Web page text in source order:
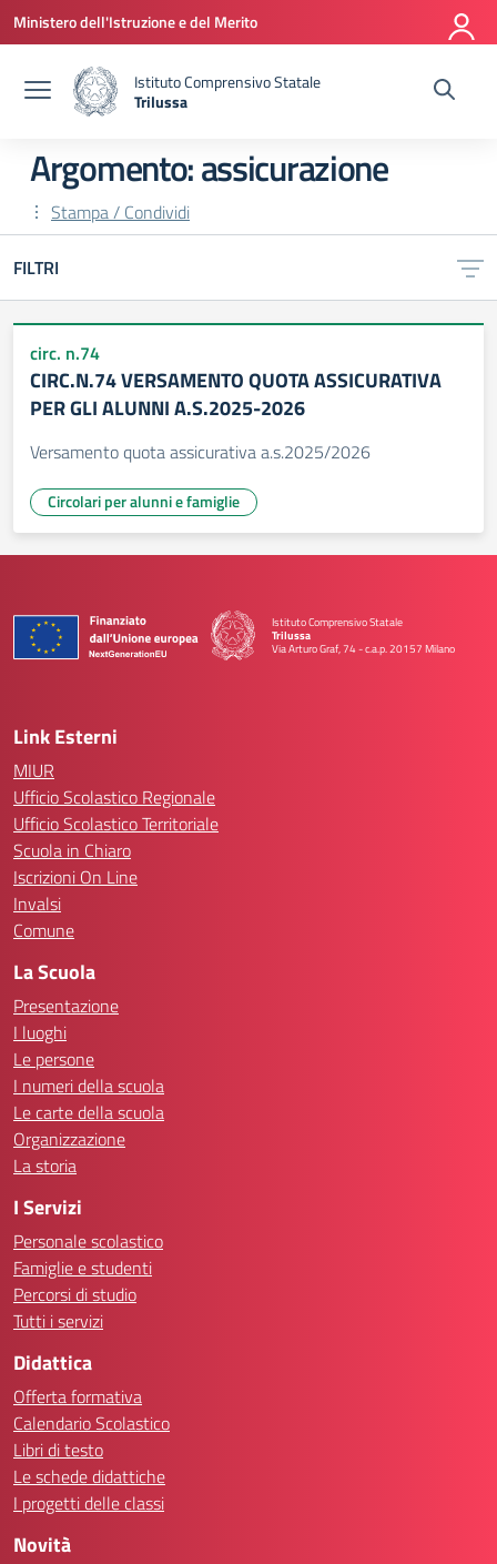
Vai ai contenuti
Vai al menu di navigazione
Vai al footer
Ministero dell'Istruzione e del Merito
Istituto Comprensivo Statale
Trilussa
Argomento: assicurazione
Stampa / Condividi
FILTRI
circ. n.74
CIRC.N.74 VERSAMENTO QUOTA ASSICURATIVA
PER GLI ALUNNI A.S.2025-2026
Versamento quota assicurativa a.s.2025/2026
Circolari per alunni e famiglie
Istituto Comprensivo Statale
Trilussa
Via Arturo Graf, 74 - c.a.p. 20157 Milano
— Visita la pagina iniziale della scuola
Link Esterni
MIUR
Ufficio Scolastico Regionale
Ufficio Scolastico Territoriale
Scuola in Chiaro
Iscrizioni On Line
Invalsi
Comune
La Scuola
Presentazione
I luoghi
Le persone
I numeri della scuola
Le carte della scuola
Organizzazione
La storia
I Servizi
Personale scolastico
Famiglie e studenti
Percorsi di studio
Tutti i servizi
Didattica
Offerta formativa
Calendario Scolastico
Libri di testo
Le schede didattiche
I progetti delle classi
Novità